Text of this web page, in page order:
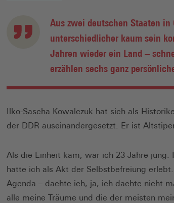
Aus zwei deutschen Staaten in
unterschiedlicher kaum sein
Jahren wieder ein Land –
erzählen sechs ganz
Ilko-Sascha Kowalczuk hat sich als
der DDR auseinandergesetzt. Er ist
Als die Einheit kam, war ich 23 Jahre jung.
hatte ich als Akt der Selbstbefreiung
Agenda – dachte ich, ja, ich dachte nicht
alle meine Träume und die der meisten